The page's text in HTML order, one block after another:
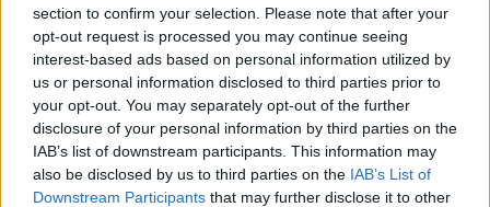
section to confirm your selection. Please note that after your
opt-out request is processed you may continue seeing
interest-based ads based on personal information utilized by
us or personal information disclosed to third parties prior to
your opt-out. You may separately opt-out of the further
disclosure of your personal information by third parties on the
IAB’s list of downstream participants. This information may
also be disclosed by us to third parties on the IAB’s List of
Downstream Participants that may further disclose it to other
spalvomis.